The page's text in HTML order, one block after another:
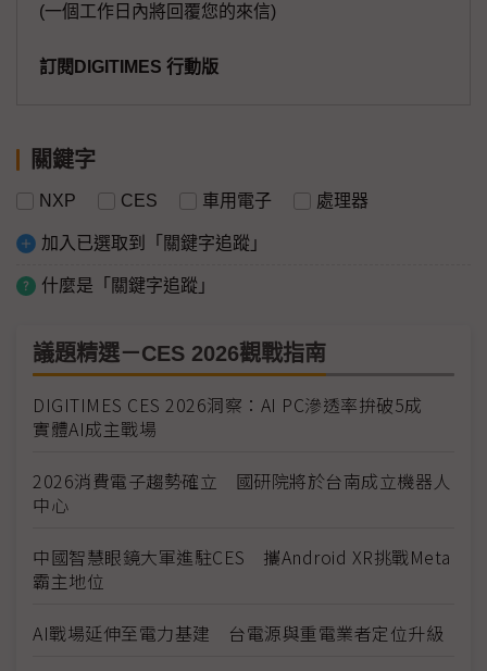
(一個工作日內將回覆您的來信)
訂閱DIGITIMES 行動版
關鍵字
NXP CES 車用電子 處理器
加入已選取到「關鍵字追蹤」
什麼是「關鍵字追蹤」
議題精選－CES 2026觀戰指南
DIGITIMES CES 2026洞察：AI PC滲透率拚破5成
實體AI成主戰場
2026消費電子趨勢確立 國研院將於台南成立機器人
中心
中國智慧眼鏡大軍進駐CES 攜Android XR挑戰Meta
霸主地位
AI戰場延伸至電力基建 台電源與重電業者定位升級